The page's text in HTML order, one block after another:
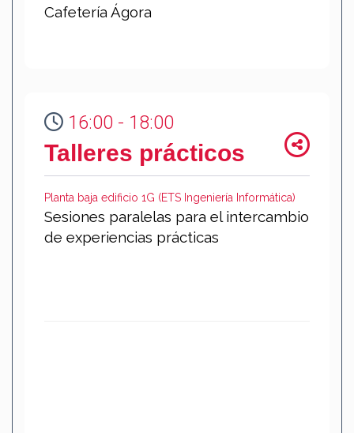
Cafetería Ágora
16:00 - 18:00
Talleres prácticos
Planta baja edificio 1G (ETS Ingeniería Informática)
Sesiones paralelas para el intercambio
de experiencias prácticas